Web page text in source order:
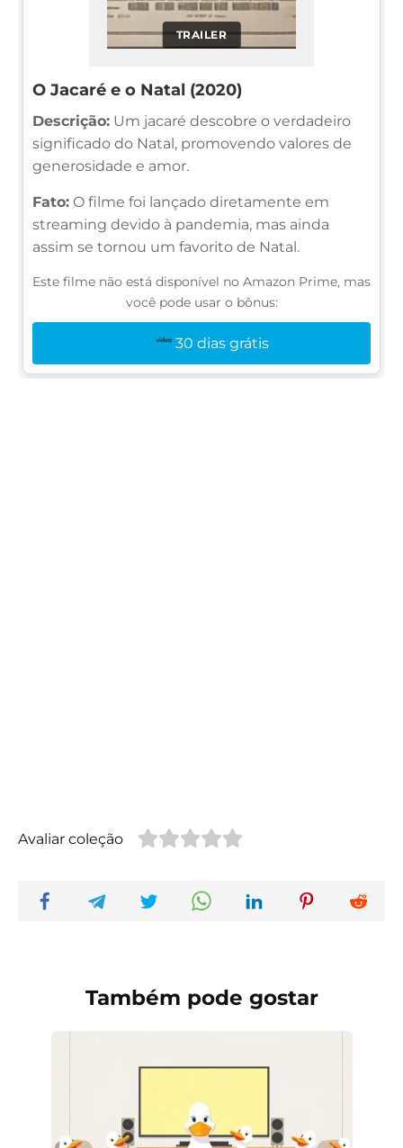
TRAILER
O Jacaré e o Natal (2020)
Descrição: Um jacaré descobre o verdadeiro
significado do Natal, promovendo valores de
generosidade e amor.
Fato: O filme foi lançado diretamente em
streaming devido à pandemia, mas ainda
assim se tornou um favorito de Natal.
Este filme não está disponível no Amazon Prime, mas
você pode usar o bônus:
30 dias grátis
Avaliar coleção
Também pode gostar